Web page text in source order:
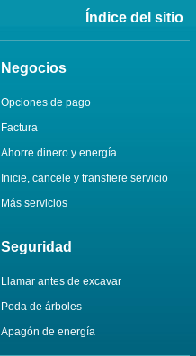
Índice del sitio
Negocios
Opciones de pago
Factura
Ahorre dinero y energía
Inicie, cancele y transfiere servicio
Más servicios
Seguridad
Llamar antes de excavar
Poda de árboles
Apagón de energía